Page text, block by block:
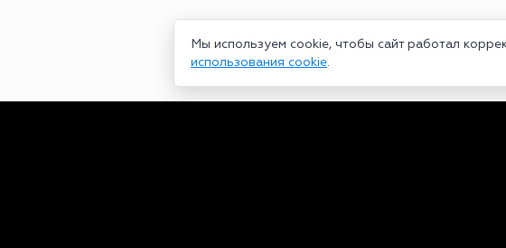
Мы используем cookie, чтобы сайт работал
использования cookie.